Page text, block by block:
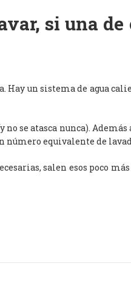
si una de
un sistema de agua
se atasca nunca).
número equivalente de
salen esos poco